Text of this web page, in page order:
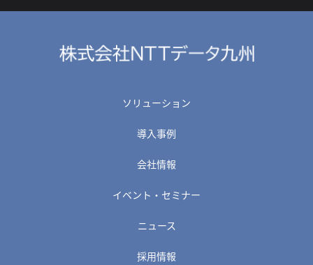
ソリューション
導入事例
会社情報
イベント・セミナー
ニュース
採用情報